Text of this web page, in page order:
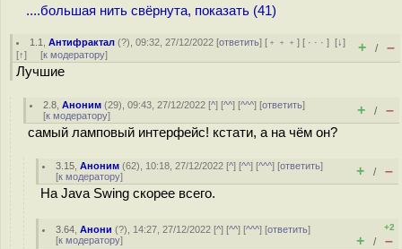
....большая нить свёрнута, показать (41)
1.1 ,Антифрактал (?), 09:32, 27/12/2022 [ответить] [ ﹢﹢﹢] [ · · ·][↓]
[↑] [к модератору] + / –
Лучшие
2.8 ,Аноним (29), 09:43, 27/12/2022 [^] [^^] [^^^] [ответить]
[к модератору] + / –
самый ламповый интерфейс! кстати, а на чём он?
3.15 ,Аноним (62), 10:18, 27/12/2022 [^] [^^] [^^^] [ответить]
[к модератору] + / –
На Java Swing скорее всего.
3.64 ,Анони (?), 14:27, 27/12/2022 [^] [^^] [^^^] [ответить]
[к модератору]
+2
+ / –